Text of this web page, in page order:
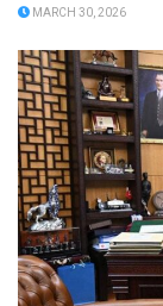
MARCH 30, 2026